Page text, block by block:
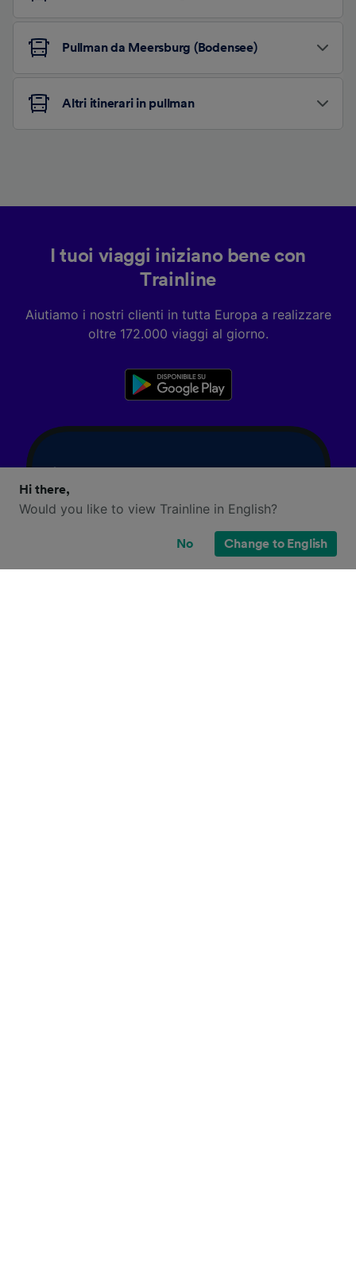
Pullman da Meersburg (Bodensee)
Altri itinerari in pullman
I tuoi viaggi iniziano bene con
Trainline
Aiutiamo i nostri clienti in tutta Europa a realizzare
oltre 172.000 viaggi al giorno.
Hi there,
Would you like to view Trainline in English?
No Change to English